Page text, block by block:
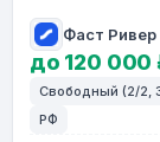
Фаст Ривер
до 120 000
Свободный (2/2,
РФ